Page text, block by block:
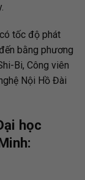
tốc độ phát
bằng phương
Bi, Công viên
Nội Hồ Đài
học